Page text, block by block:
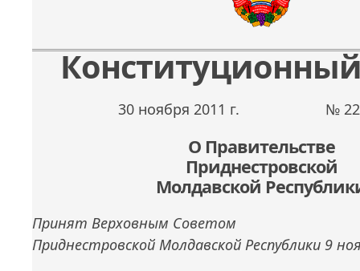
30 ноября 2011 г. №
О Правительстве
Приднестровской
Молдавской
Принят Верховным Советом
Приднестровской Молдавской Республики 9